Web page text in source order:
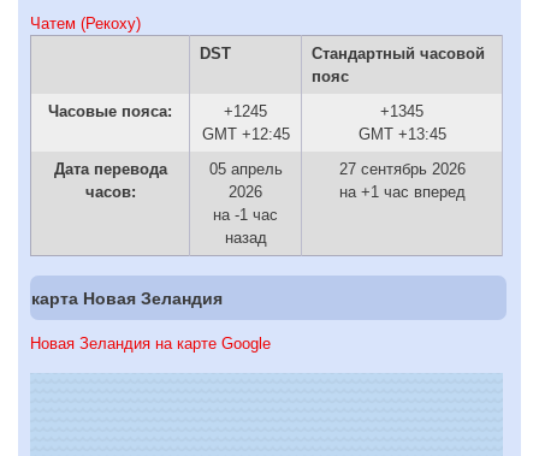
Чатем (Рекоху)
DST
Стандартный часовой
пояс
Часовые пояса:
+1245
GMT +12:45
+1345
GMT +13:45
Дата перевода
часов:
05 апрель
2026
на -1 час
назад
27 сентябрь 2026
на +1 час вперед
карта Новая Зеландия
Новая Зеландия на карте Google